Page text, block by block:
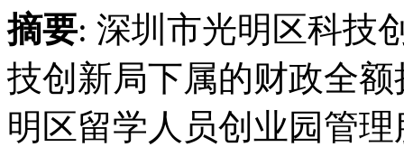
摘要: 深圳市光明区科技
技创新局下属的财政全
明区留学人员创业园管